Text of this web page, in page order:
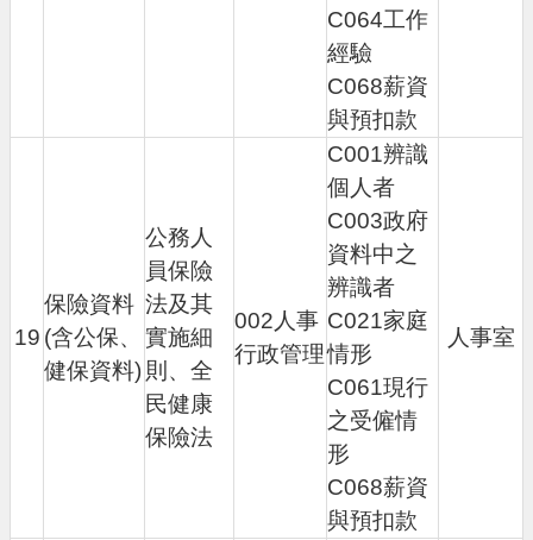
C064工作
經驗
C068薪資
與預扣款
19
保險資料
(含公保、
健保資料)
公務人
員保險
法及其
實施細
則、全
民健康
保險法
002人事
行政管理
C001辨識
個人者
C003政府
資料中之
辨識者
C021家庭
情形
C061現行
之受僱情
形
C068薪資
與預扣款
人事室